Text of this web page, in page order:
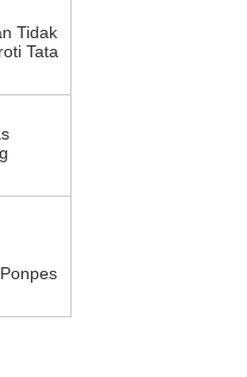
Tidak
Tata